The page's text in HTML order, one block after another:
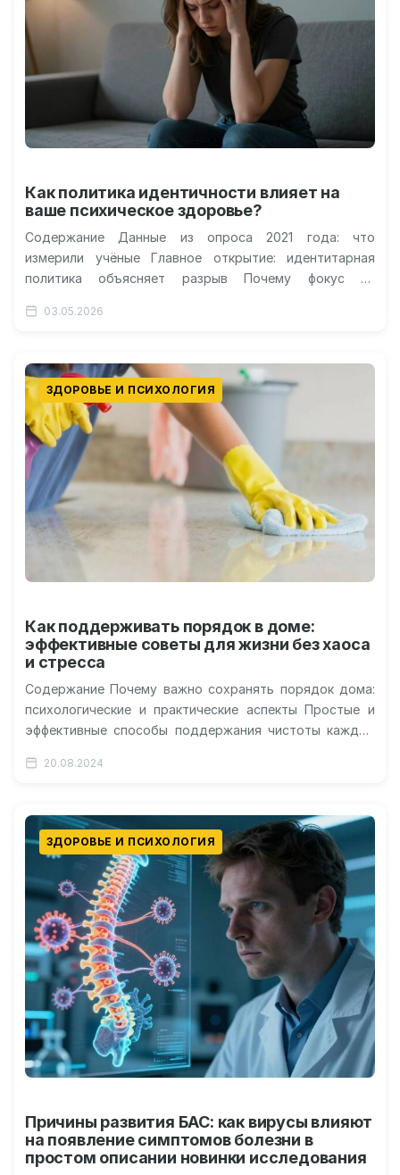
Как политика идентичности влияет на
ваше психическое здоровье?
Содержание Данные из опроса 2021 года: что
измерили учёные Главное открытие: идентитарная
политика объясняет разрыв Почему фокус на
предостережение: корреляция ещё…
03.05.2026
ЗДОРОВЬЕ И ПСИХОЛОГИЯ
Как поддерживать порядок в доме:
эффективные советы для жизни без хаоса
и стресса
Содержание Почему важно сохранять порядок дома:
психологические и практические аспекты Простые и
эффективные способы поддержания чистоты каждый
комнат Как…
20.08.2024
ЗДОРОВЬЕ И ПСИХОЛОГИЯ
Причины развития БАС: как вирусы влияют
на появление симптомов болезни в
простом описании новинки исследования